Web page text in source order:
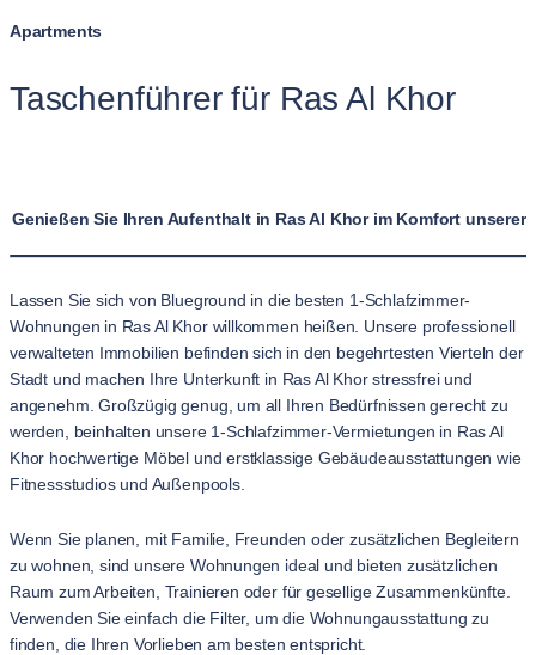
Apartments
Taschenführer für Ras Al Khor
Genießen Sie Ihren Aufenthalt in Ras Al Khor im Komfort
Lassen Sie sich von Blueground in die besten 1-Schlafzimmer-
Wohnungen in Ras Al Khor willkommen heißen. Unsere professionell
verwalteten Immobilien befinden sich in den begehrtesten Vierteln der
Stadt und machen Ihre Unterkunft in Ras Al Khor stressfrei und
angenehm. Großzügig genug, um all Ihren Bedürfnissen gerecht zu
werden, beinhalten unsere 1-Schlafzimmer-Vermietungen in Ras Al
Khor hochwertige Möbel und erstklassige Gebäudeausstattungen wie
Fitnessstudios und Außenpools.
Wenn Sie planen, mit Familie, Freunden oder zusätzlichen Begleitern
zu wohnen, sind unsere Wohnungen ideal und bieten zusätzlichen
Raum zum Arbeiten, Trainieren oder für gesellige Zusammenkünfte.
Verwenden Sie einfach die Filter, um die Wohnungausstattung zu
finden, die Ihren Vorlieben am besten entspricht.